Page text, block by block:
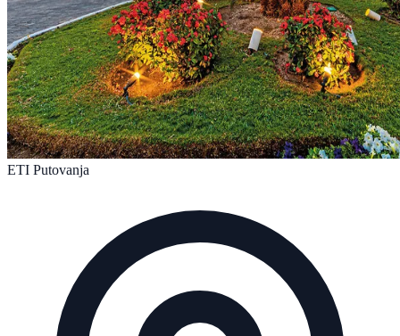
ETI Putovanja